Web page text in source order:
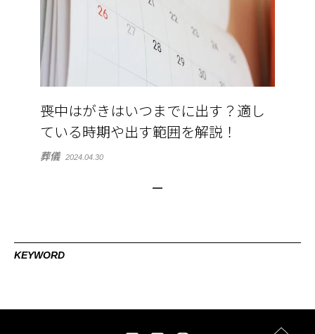
喪中はがきはいつまでに出す？適し
ている時期や出す範囲を解説！
葬儀 2024.04.30
KEYWORD